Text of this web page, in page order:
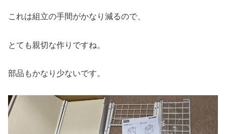
これは組立の手間がかなり減るので、
とても親切な作りですね。
部品もかなり少ないです。